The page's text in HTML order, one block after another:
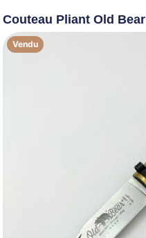
Couteau Pliant Old
Vendu